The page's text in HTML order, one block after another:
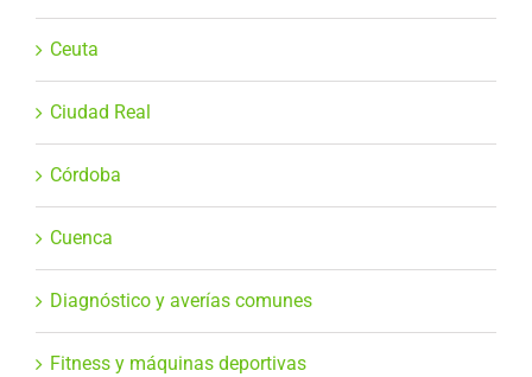
Ceuta
Ciudad Real
Córdoba
Cuenca
Diagnóstico y averías comunes
Fitness y máquinas deportivas